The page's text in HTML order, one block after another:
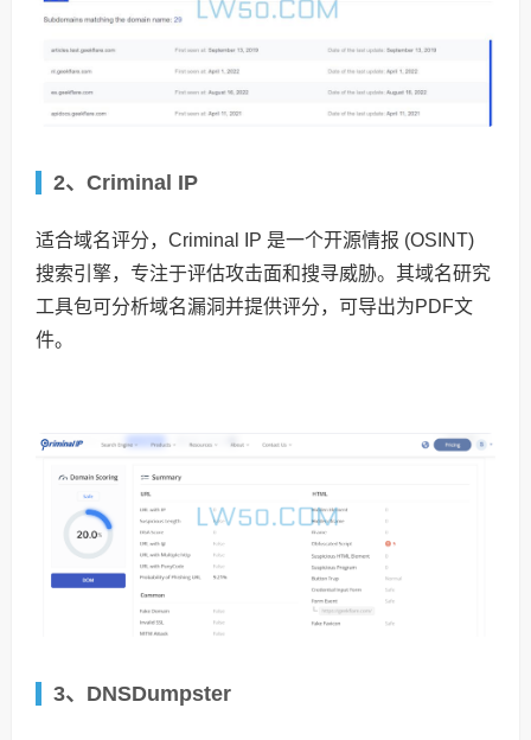
2、Criminal IP
适合域名评分，Criminal IP 是一个开源情报 (OSINT)
搜索引擎，专注于评估攻击面和搜寻威胁。其域名研究
工具包可分析域名漏洞并提供评分，可导出为PDF文
件。
3、DNSDumpster